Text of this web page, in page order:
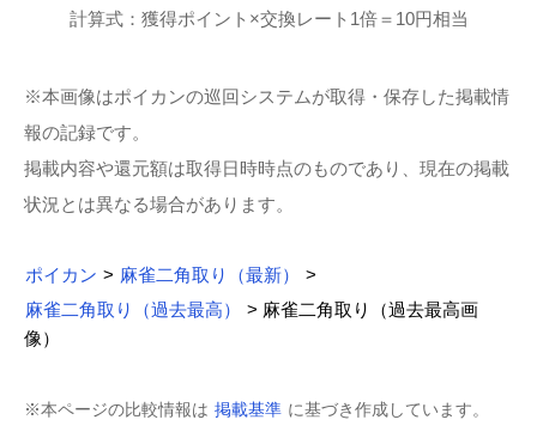
計算式：獲得ポイント×交換レート1倍＝10円相当
※本画像はポイカンの巡回システムが取得・保存した掲載情
報の記録です。
掲載内容や還元額は取得日時時点のものであり、現在の掲載
状況とは異なる場合があります。
ポイカン > 麻雀二角取り（最新）
>
麻雀二角取り（過去最高）
> 麻雀二角取り（過去最高画
像）
※本ページの比較情報は 掲載基準 に基づき作成しています。